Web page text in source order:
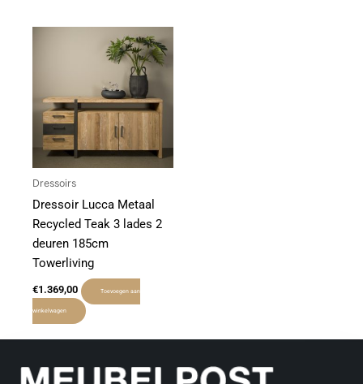
Dressoirs
Dressoir Lucca Metaal
Recycled Teak 3 lades 2
deuren 185cm
Towerliving
€1.369,00 Toevoegen aan
winkelwagen